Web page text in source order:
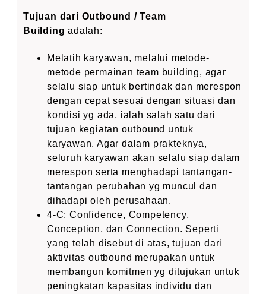
Tujuan dari Outbound / Team
Building adalah:
Melatih karyawan, melalui metode-
metode permainan team building, agar
selalu siap untuk bertindak dan merespon
dengan cepat sesuai dengan situasi dan
kondisi yg ada, ialah salah satu dari
tujuan kegiatan outbound untuk
karyawan. Agar dalam prakteknya,
seluruh karyawan akan selalu siap dalam
merespon serta menghadapi tantangan-
tantangan perubahan yg muncul dan
dihadapi oleh perusahaan.
4-C: Confidence, Competency,
Conception, dan Connection. Seperti
yang telah disebut di atas, tujuan dari
aktivitas outbound merupakan untuk
membangun komitmen yg ditujukan untuk
peningkatan kapasitas individu dan